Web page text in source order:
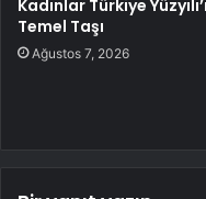
Kadınlar Türkiye
Temel Taşı
Ağustos 7, 2026